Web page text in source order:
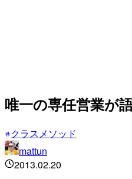
唯一の専任営業が
クラスメソッド
mattun
2013.02.20